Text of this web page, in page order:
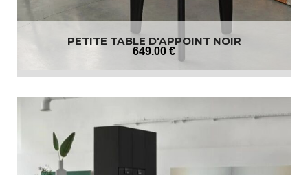
PETITE TABLE D'APPOINT NOIR
649.00 €